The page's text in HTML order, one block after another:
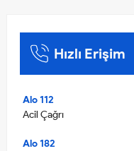
Hızlı Erişim
Alo 112
Acil Çağrı
Alo 182